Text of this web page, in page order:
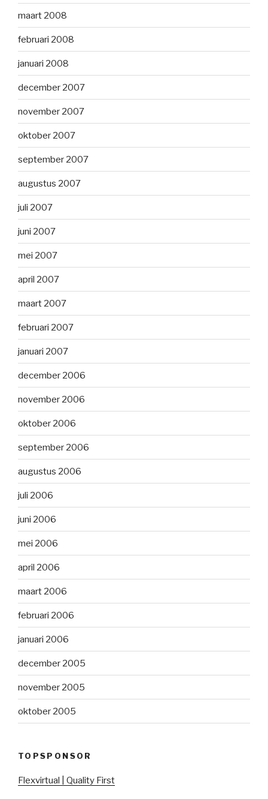
maart 2008
februari 2008
januari 2008
december 2007
november 2007
oktober 2007
september 2007
augustus 2007
juli 2007
juni 2007
mei 2007
april 2007
maart 2007
februari 2007
januari 2007
december 2006
november 2006
oktober 2006
september 2006
augustus 2006
juli 2006
juni 2006
mei 2006
april 2006
maart 2006
februari 2006
januari 2006
december 2005
november 2005
oktober 2005
TOPSPONSOR
Flexvirtual | Quality First